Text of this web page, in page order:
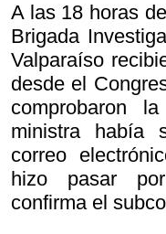
A las 18 horas
Brigada
Valparaíso
desde el
comprobaron
ministra había
correo
hizo pasar
confirma el